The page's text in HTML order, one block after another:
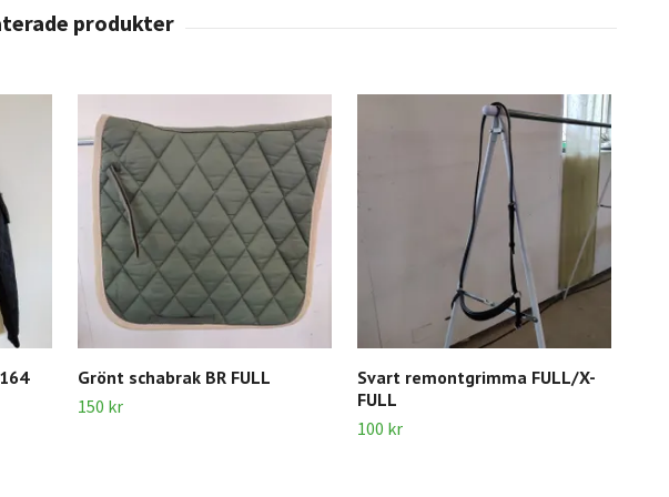
Grönt schabrak BR FULL
150 kr
Svart remontgrimma FULL/X-
FULL
100 kr